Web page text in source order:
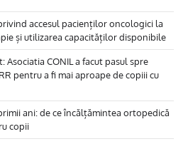
accesul pacienților oncologici la
și utilizarea capacităților disponibile
Asociatia CONIL a facut pasul spre
pentru a fi mai aproape de copiii cu
ani: de ce încălțămintea ortopedică
copii